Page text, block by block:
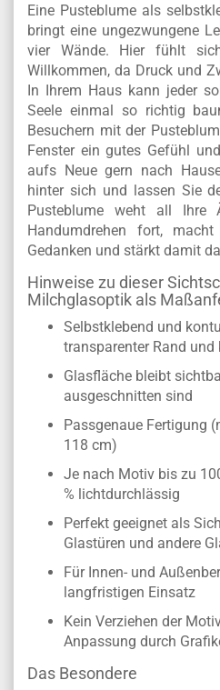
Eine Pusteblume als
bringt eine ungezwungene
vier Wände. Hier fühlt
Willkommen, da Druck und
In Ihrem Haus kann jeder
Seele einmal so richtig
Besuchern mit der
Fenster ein gutes Gefühl
aufs Neue gern nach
hinter sich und lassen Sie
Pusteblume weht all Ihre
Handumdrehen fort,
Gedanken und stärkt damit
Hinweise zu dieser
Milchglasoptik als
Selbstklebend und
transparenter Rand und
Glasfläche bleibt
ausgeschnitten sind
Passgenaue Fertigung
118 cm)
Je nach Motiv bis zu
% lichtdurchlässig
Perfekt geeignet als
Glastüren und andere
Für Innen- und
langfristigen Einsatz
Kein Verziehen der
Anpassung durch
Das Besondere